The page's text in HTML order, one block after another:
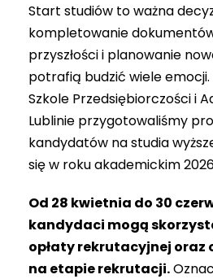
Start studiów to ważna
kompletowanie
przyszłości i planowanie
potrafią budzić wiele emocji.
Szkole Przedsiębiorczości i
Lublinie przygotowaliśmy
kandydatów na studia
się w roku akademickim
Od 28 kwietnia do 30
kandydaci mogą
opłaty rekrutacyjnej oraz
na etapie rekrutacji.